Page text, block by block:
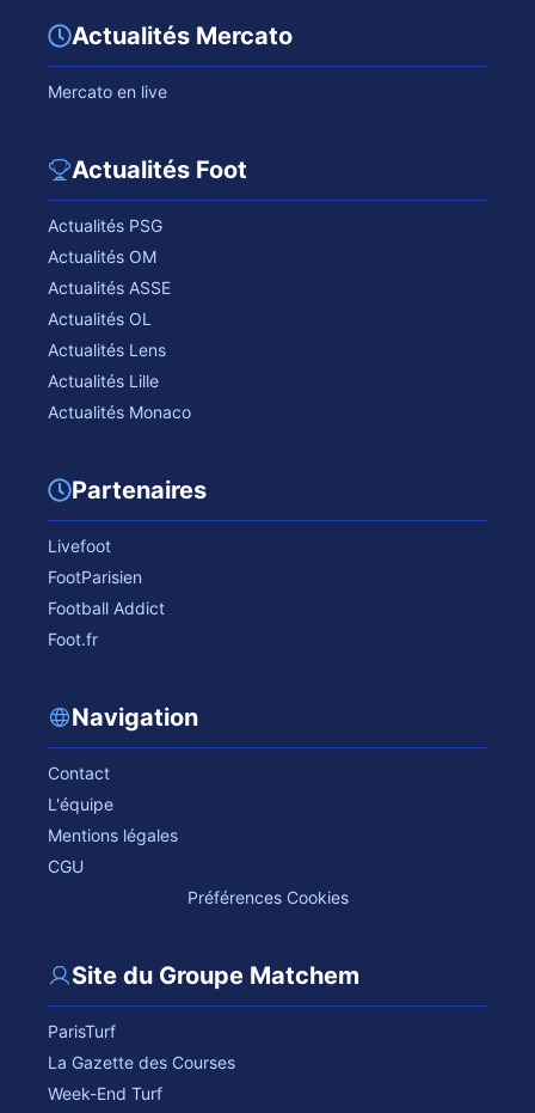
Actualités Mercato
Mercato en live
Actualités Foot
Actualités PSG
Actualités OM
Actualités ASSE
Actualités OL
Actualités Lens
Actualités Lille
Actualités Monaco
Partenaires
Livefoot
FootParisien
Football Addict
Foot.fr
Navigation
Contact
L'équipe
Mentions légales
CGU
Préférences Cookies
Site du Groupe Matchem
ParisTurf
La Gazette des Courses
Week-End Turf